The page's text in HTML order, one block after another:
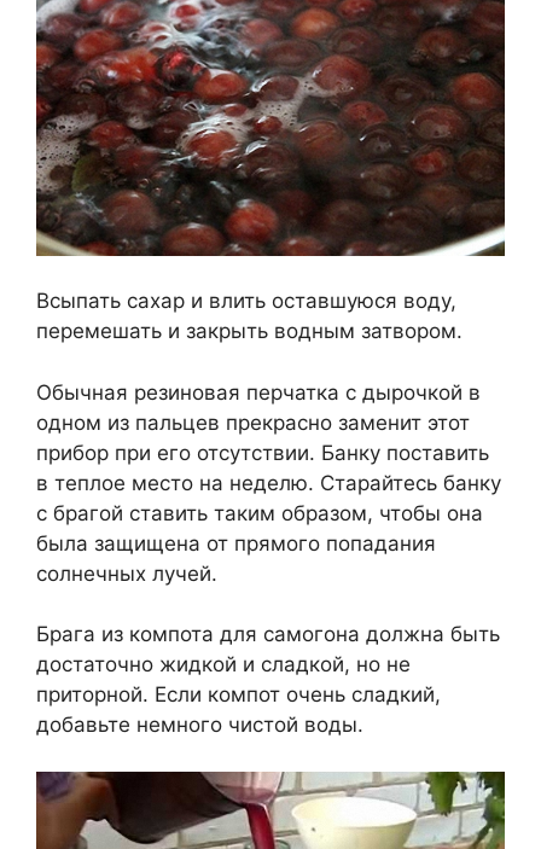
Всыпать сахар и влить оставшуюся воду,
перемешать и закрыть водным затвором.
Обычная резиновая перчатка с дырочкой в
одном из пальцев прекрасно заменит этот
прибор при его отсутствии. Банку поставить
в теплое место на неделю. Старайтесь банку
с брагой ставить таким образом, чтобы она
была защищена от прямого попадания
солнечных лучей.
Брага из компота для самогона должна быть
достаточно жидкой и сладкой, но не
приторной. Если компот очень сладкий,
добавьте немного чистой воды.